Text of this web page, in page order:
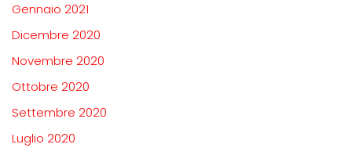
Gennaio 2021
Dicembre 2020
Novembre 2020
Ottobre 2020
Settembre 2020
Luglio 2020